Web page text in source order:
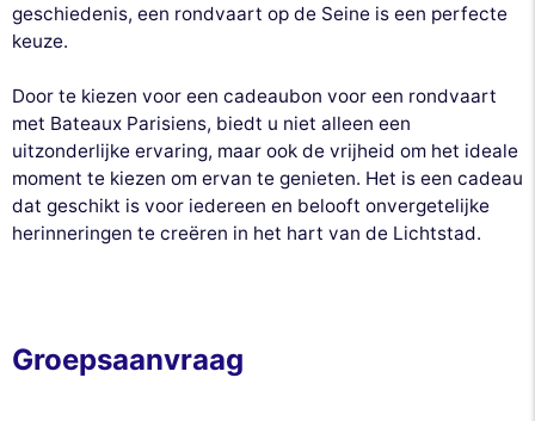
geschiedenis, een rondvaart op de Seine is een perfecte
keuze.
Door te kiezen voor een cadeaubon voor een rondvaart
met Bateaux Parisiens, biedt u niet alleen een
uitzonderlijke ervaring, maar ook de vrijheid om het ideale
moment te kiezen om ervan te genieten. Het is een cadeau
dat geschikt is voor iedereen en belooft onvergetelijke
herinneringen te creëren in het hart van de Lichtstad.
Groepsaanvraag